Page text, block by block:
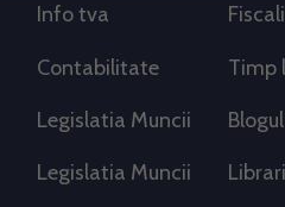
Info tva
Contabilitate Timp
Legislatia Muncii
Legislatia Muncii